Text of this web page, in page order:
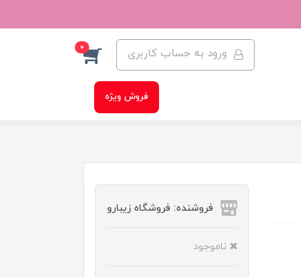
ورود به حساب کاربری 0
فروش ویژه
فروشنده: فروشگاه زیبارو
ناموجود